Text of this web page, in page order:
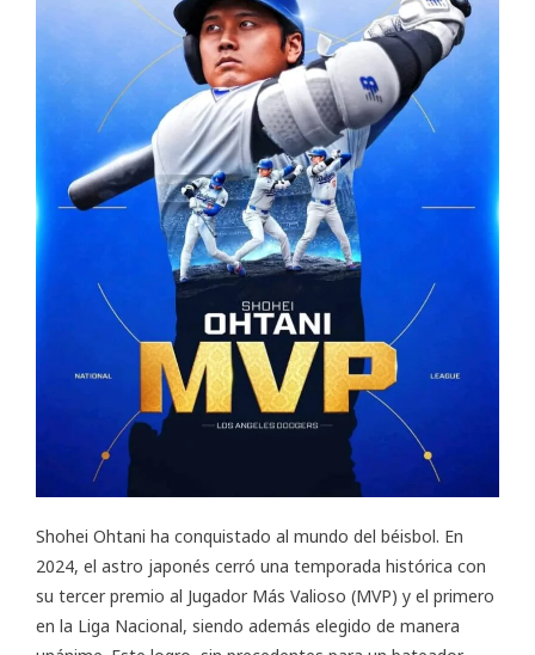
Shohei Ohtani ha conquistado al mundo del béisbol. En
2024, el astro japonés cerró una temporada histórica con
su tercer premio al Jugador Más Valioso (MVP) y el primero
en la Liga Nacional, siendo además elegido de manera